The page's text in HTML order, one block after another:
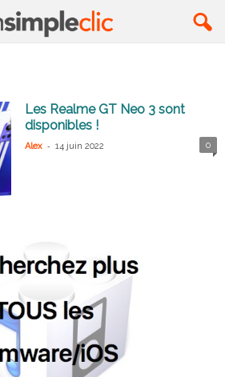
Les Realme GT Neo 3 sont
disponibles !
Alex - 14 juin 2022 0